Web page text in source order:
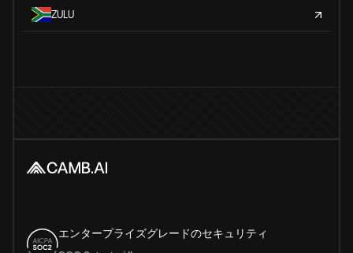
ZULU
エンタープライズグレードのセキュリティ